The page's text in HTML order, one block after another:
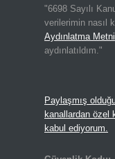
"6698 Sayılı
verilerimin nasıl
Aydınlatma Metni
aydınlatıldım."
Paylaşmış
kanallardan özel
kabul ediyorum.